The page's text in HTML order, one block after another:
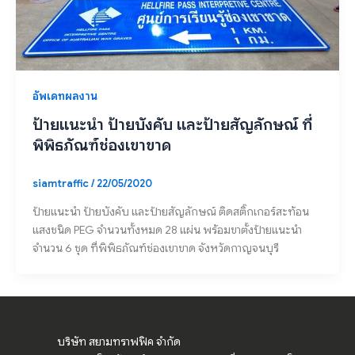
อัพเดทผลงาน
ป้ายแนะนำ ป้ายบังคับ และป้ายสัญลักษณ์ ที่
พิพิธภัณฑ์ช่องเขาขาด
siamtraffic/22/05/2020
ป้ายแนะนำ ป้ายบังคับ และป้ายสัญลักษณ์ ติดสติ๊กเกอร์สะท้อน
แสงชนิด PEG จำนวนทั้งหมด 28 แผ่น พร้อมขาตั้งป้ายแนะนำ
จำนวน 6 ชุด ที่พิพิธภัณฑ์ช่องเขาขาด จังหวัดกาญจนบุรี
บริษัท สยามทราฟฟิค จำกัด